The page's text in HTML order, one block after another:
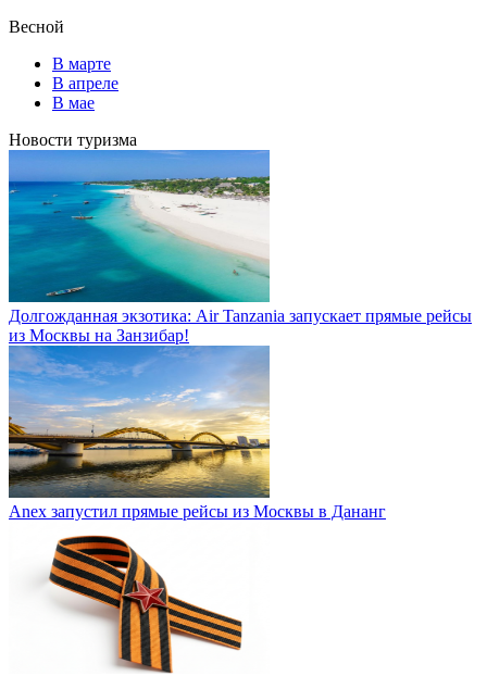
Весной
В марте
В апреле
В мае
Новости туризма
Долгожданная экзотика: Air Tanzania запускает прямые рейсы
из Москвы на Занзибар!
Anex запустил прямые рейсы из Москвы в Дананг